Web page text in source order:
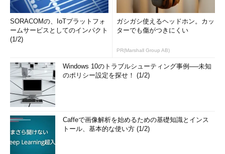
SORACOMの、IoTプラットフォ
ームサービスとしてのインパクト
(1/2)
ガシガシ使えるヘッドホン。カッ
ターでも傷がつきにくい
PR(Marshall Group AB)
Windows 10のトラブルシューティング事例──未知
のポリシー設定を探せ！ (1/2)
Caffeで画像解析を始めるための基礎知識とインス
トール、基本的な使い方 (1/2)